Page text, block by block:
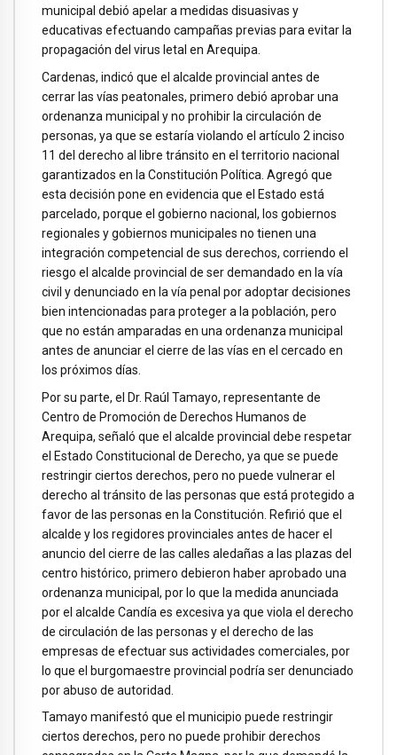
municipal debió apelar a medidas disuasivas y
educativas efectuando campañas previas para evitar la
propagación del virus letal en Arequipa.
Cardenas, indicó que el alcalde provincial antes de
cerrar las vías peatonales, primero debió aprobar una
ordenanza municipal y no prohibir la circulación de
personas, ya que se estaría violando el artículo 2 inciso
11 del derecho al libre tránsito en el territorio nacional
garantizados en la Constitución Política. Agregó que
esta decisión pone en evidencia que el Estado está
parcelado, porque el gobierno nacional, los gobiernos
regionales y gobiernos municipales no tienen una
integración competencial de sus derechos, corriendo el
riesgo el alcalde provincial de ser demandado en la vía
civil y denunciado en la vía penal por adoptar decisiones
bien intencionadas para proteger a la población, pero
que no están amparadas en una ordenanza municipal
antes de anunciar el cierre de las vías en el cercado en
los próximos días.
Por su parte, el Dr. Raúl Tamayo, representante de
Centro de Promoción de Derechos Humanos de
Arequipa, señaló que el alcalde provincial debe respetar
el Estado Constitucional de Derecho, ya que se puede
restringir ciertos derechos, pero no puede vulnerar el
derecho al tránsito de las personas que está protegido a
favor de las personas en la Constitución. Refirió que el
alcalde y los regidores provinciales antes de hacer el
anuncio del cierre de las calles aledañas a las plazas del
centro histórico, primero debieron haber aprobado una
ordenanza municipal, por lo que la medida anunciada
por el alcalde Candía es excesiva ya que viola el derecho
de circulación de las personas y el derecho de las
empresas de efectuar sus actividades comerciales, por
lo que el burgomaestre provincial podría ser denunciado
por abuso de autoridad.
Tamayo manifestó que el municipio puede restringir
ciertos derechos, pero no puede prohibir derechos